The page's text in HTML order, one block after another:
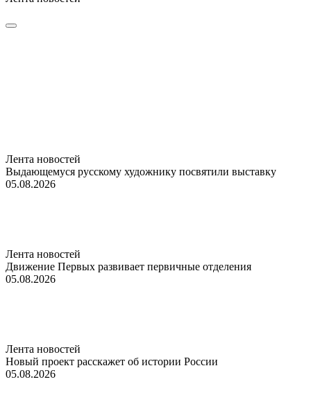
Лента новостей
Выдающемуся русскому художнику посвятили выставку
05.08.2026
Лента новостей
Движение Первых развивает первичные отделения
05.08.2026
Лента новостей
Новый проект расскажет об истории России
05.08.2026